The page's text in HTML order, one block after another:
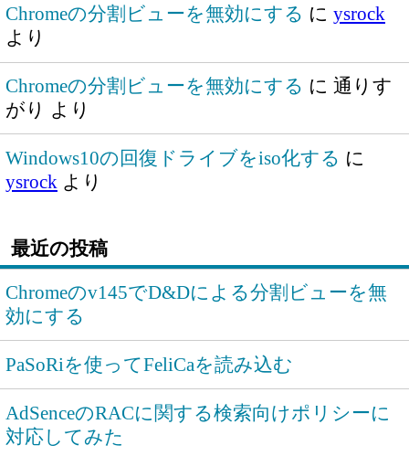
Chromeの分割ビューを無効にする に ysrock
より
Chromeの分割ビューを無効にする に 通りす
がり より
Windows10の回復ドライブをiso化する に
ysrockより
最近の投稿
Chromeのv145でD&Dによる分割ビューを無
効にする
PaSoRiを使ってFeliCaを読み込む
AdSenceのRACに関する検索向けポリシーに
対応してみた